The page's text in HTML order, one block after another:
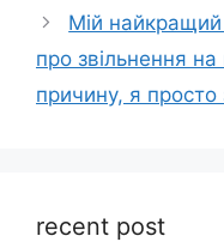
Мій найкращий
про звільнення на
причину, я
recent post